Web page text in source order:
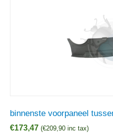
binnenste voorpaneel
€173,47 (€209,90 inc tax)